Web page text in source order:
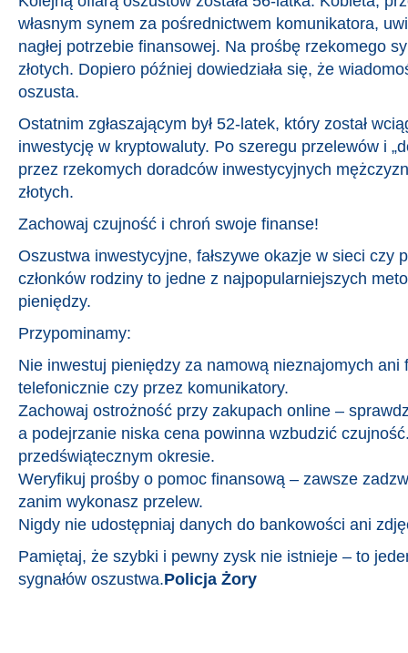
własnym synem za pośrednictwem komunikatora,
nagłej potrzebie finansowej. Na prośbę rzekomego
złotych. Dopiero później dowiedziała się, że
oszusta.
Ostatnim zgłaszającym był 52-latek, który został
inwestycję w kryptowaluty. Po szeregu przelewów i
przez rzekomych doradców inwestycyjnych
złotych.
Zachowaj czujność i chroń swoje finanse!
Oszustwa inwestycyjne, fałszywe okazje w sieci czy
członków rodziny to jedne z najpopularniejszych
pieniędzy.
Przypominamy:
Nie inwestuj pieniędzy za namową nieznajomych ani
telefonicznie czy przez komunikatory.
Zachowaj ostrożność przy zakupach online –
a podejrzanie niska cena powinna wzbudzić
przedświątecznym okresie.
Weryfikuj prośby o pomoc finansową – zawsze
zanim wykonasz przelew.
Nigdy nie udostępniaj danych do bankowości ani
Pamiętaj, że szybki i pewny zysk nie istnieje – to
sygnałów oszustwa.Policja Żory